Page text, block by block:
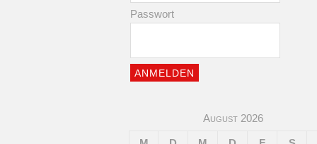
Passwort
August 2026